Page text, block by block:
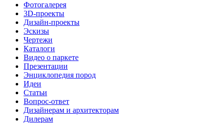
Фотогалерея
3D-проекты
Дизайн-проекты
Эскизы
Чертежи
Каталоги
Видео о паркете
Презентации
Энциклопедия пород
Идеи
Статьи
Вопрос-ответ
Дизайнерам и архитекторам
Дилерам